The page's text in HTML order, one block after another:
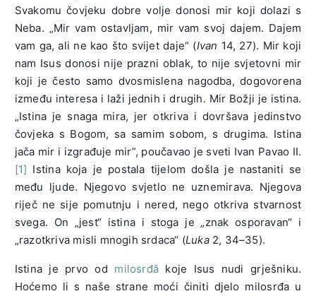
Svakomu čovjeku dobre volje donosi mir koji dolazi s
Neba. „Mir vam ostavljam, mir vam svoj dajem. Dajem
vam ga, ali ne kao što svijet daje“ (Ivan 14, 27). Mir koji
nam Isus donosi nije prazni oblak, to nije svjetovni mir
koji je često samo dvosmislena nagodba, dogovorena
između interesa i laži jednih i drugih. Mir Božji je istina.
„Istina je snaga mira, jer otkriva i dovršava jedinstvo
čovjeka s Bogom, sa samim sobom, s drugima. Istina
jača mir i izgrađuje mir”, poučavao je sveti Ivan Pavao II.
[1] Istina koja je postala tijelom došla je nastaniti se
među ljude. Njegovo svjetlo ne uznemirava. Njegova
riječ ne sije pomutnju i nered, nego otkriva stvarnost
svega. On „jest“ istina i stoga je „znak osporavan“ i
„razotkriva misli mnogih srdaca“ (Luka2, 34–35).
Istina je prvo od milosrđâ koje Isus nudi grješniku.
Hoćemo li s naše strane moći činiti djelo milosrđa u